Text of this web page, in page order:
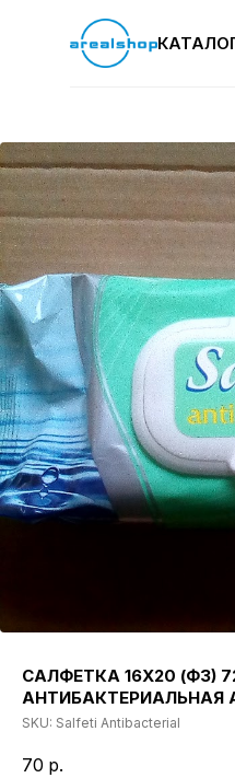
САЛФЕТКА 16Х20 (Ф3)
АНТИБАКТЕРИАЛЬНАЯ
SKU: Salfeti Antibacterial
70 р.